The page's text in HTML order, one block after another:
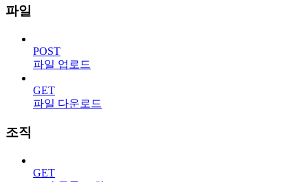
파일
POST
파일 업로드
GET
파일 다운로드
조직
GET